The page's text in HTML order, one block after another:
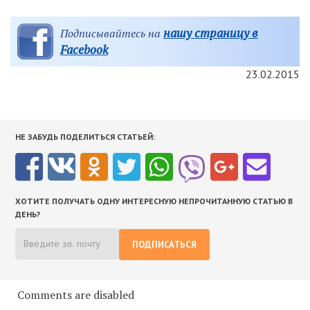
Подписывайтесь на нашу страницу в
Facebook
23.02.2015
НЕ ЗАБУДЬ ПОДЕЛИТЬСЯ СТАТЬЕЙ:
ХОТИТЕ ПОЛУЧАТЬ ОДНУ ИНТЕРЕСНУЮ НЕПРОЧИТАННУЮ СТАТЬЮ В
ДЕНЬ?
ПОДПИСАТЬСЯ
Comments are disabled